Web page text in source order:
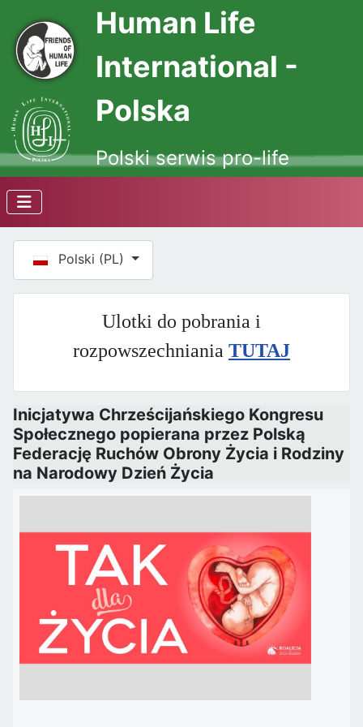
Human Life
International -
Polska
Polski serwis pro-life
Wybierz swój język
Polski (PL)
Ulotki do pobrania i
rozpowszechniania TUTAJ
Inicjatywa Chrześcijańskiego Kongresu
Społecznego popierana przez Polską
Federację Ruchów Obrony Życia i Rodziny
na Narodowy Dzień Życia